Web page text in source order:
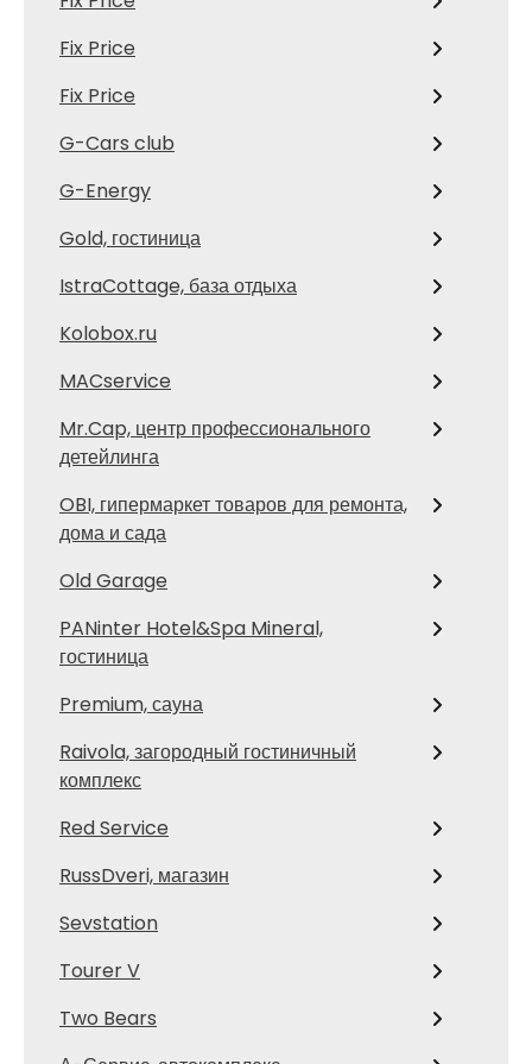
Fix Price
Fix Price
G-Cars club
G-Energy
Gold, гостиница
IstraCottage, база отдыха
Kolobox.ru
MACservice
Mr.Cap, центр профессионального
детейлинга
OBI, гипермаркет товаров для ремонта,
дома и сада
Old Garage
PANinter Hotel&Spa Mineral,
гостиница
Premium, сауна
Raivola, загородный гостиничный
комплекс
Red Service
RussDveri, магазин
Sevstation
Tourer V
Two Bears